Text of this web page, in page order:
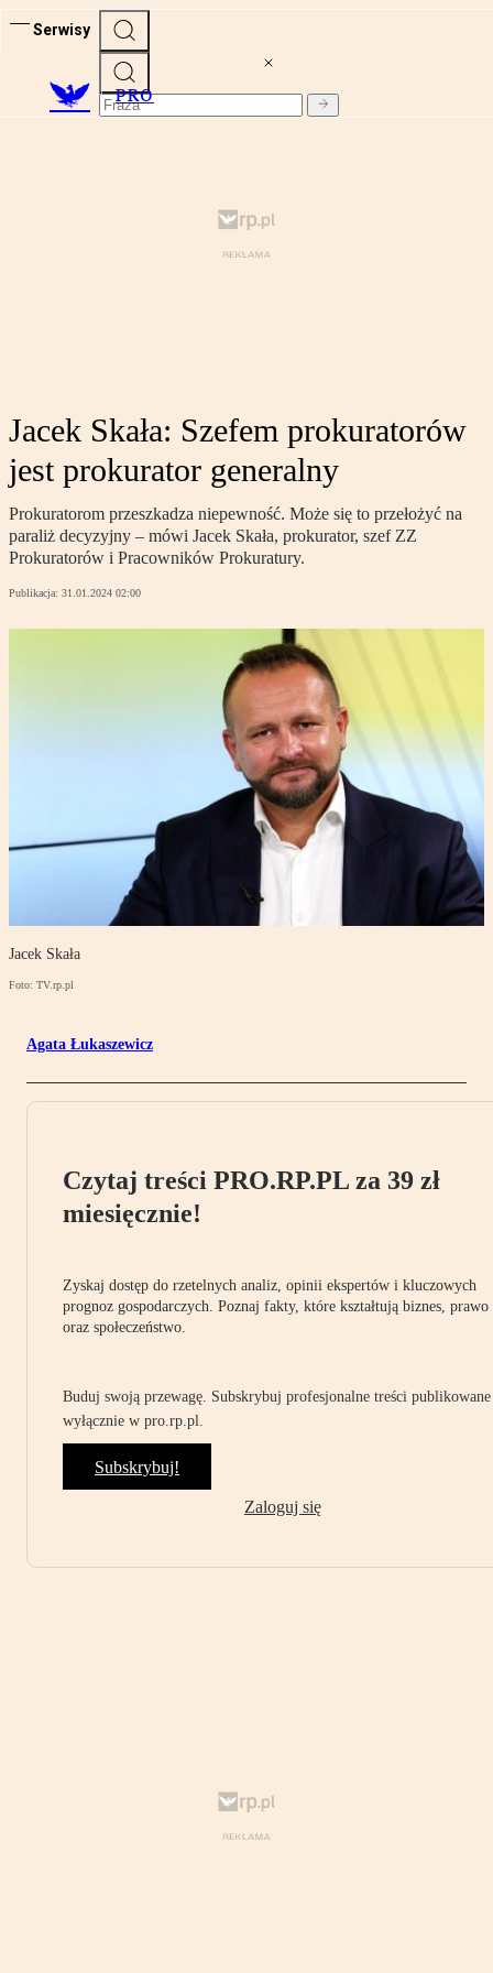
Serwisy
PRO
Jacek Skała: Szefem prokuratorów
jest prokurator generalny
Prokuratorom przeszkadza niepewność. Może się to przełożyć na
paraliż decyzyjny – mówi Jacek Skała, prokurator, szef ZZ
Prokuratorów i Pracowników Prokuratury.
Publikacja: 31.01.2024 02:00
Jacek Skała
Foto: TV.rp.pl
Agata Łukaszewicz
Czytaj treści PRO.RP.PL za 39 zł
miesięcznie!
Zyskaj dostęp do rzetelnych analiz, opinii ekspertów i kluczowych
prognoz gospodarczych. Poznaj fakty, które kształtują biznes, prawo
oraz społeczeństwo.
Buduj swoją przewagę. Subskrybuj profesjonalne treści publikowane
wyłącznie w pro.rp.pl.
Subskrybuj!
Zaloguj się